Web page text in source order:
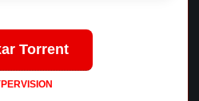
Torrent